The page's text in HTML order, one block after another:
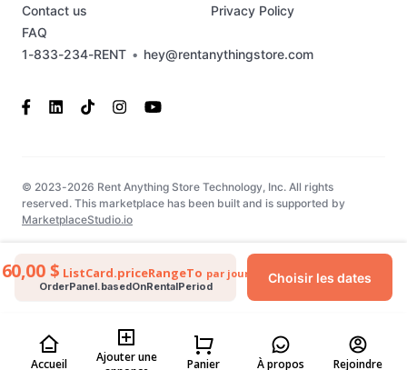
60,00 $ ListCard.priceRangeTo par jour
OrderPanel.basedOnRentalPeriod
Choisir les dates
Accueil
Ajouter une
Panier À propos Rejoindre
1-833-234-RENT • hey@rentanythingstore.com
Contact us
FAQ
Privacy Policy
© 2023-2026 Rent Anything Store Technology, Inc. All rights
reserved. This marketplace has been built and is supported by
MarketplaceStudio.io